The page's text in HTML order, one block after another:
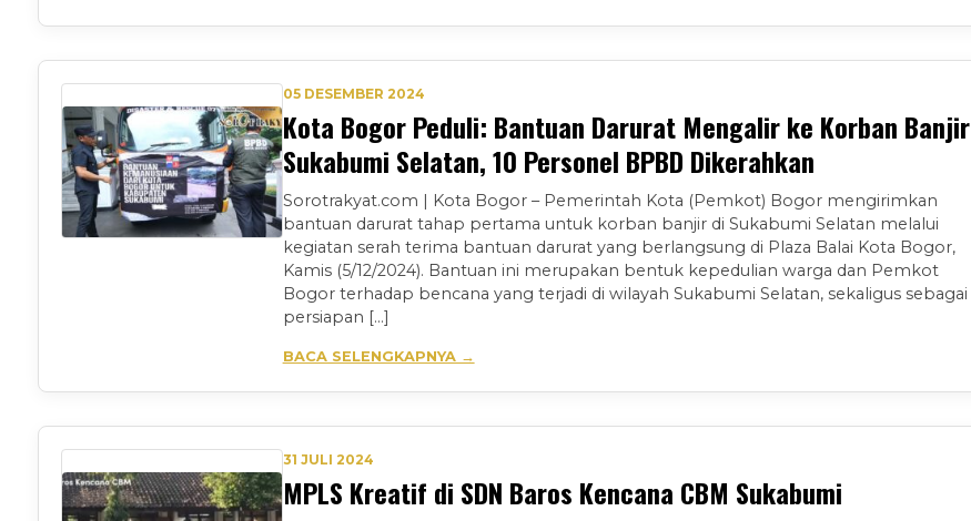
05 DESEMBER 2024
Kota Bogor Peduli: Bantuan Darurat Mengalir ke Korban Banjir
Sukabumi Selatan, 10 Personel BPBD Dikerahkan
Sorotrakyat.com | Kota Bogor – Pemerintah Kota (Pemkot) Bogor mengirimkan
bantuan darurat tahap pertama untuk korban banjir di Sukabumi Selatan melalui
kegiatan serah terima bantuan darurat yang berlangsung di Plaza Balai Kota Bogor,
Kamis (5/12/2024). Bantuan ini merupakan bentuk kepedulian warga dan Pemkot
Bogor terhadap bencana yang terjadi di wilayah Sukabumi Selatan, sekaligus sebagai
persiapan […]
BACA SELENGKAPNYA →
31 JULI 2024
MPLS Kreatif di SDN Baros Kencana CBM Sukabumi